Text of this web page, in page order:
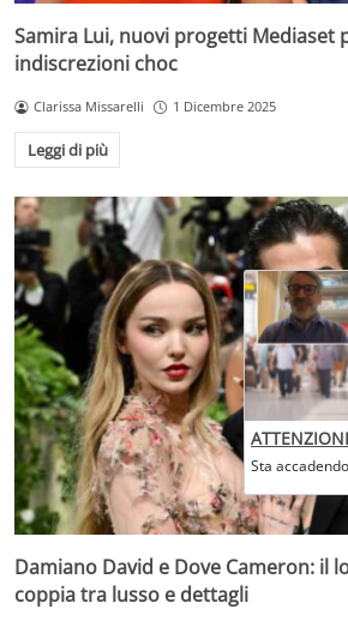
Samira Lui, nuovi progetti Mediaset
indiscrezioni choc
Clarissa Missarelli 1 Dicembre 2025
Leggi di più
Damiano David e Dove Cameron: il
coppia tra lusso e dettagli
Sta